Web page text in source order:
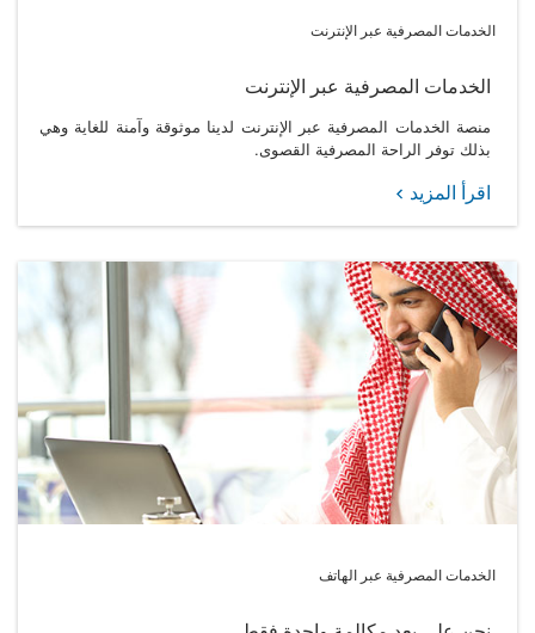
الخدمات المصرفية عبر الإنترنت
الخدمات المصرفية عبر الإنترنت
منصة الخدمات المصرفية عبر الإنترنت لدينا موثوقة وآمنة للغاية وهي
بذلك توفر الراحة المصرفية القصوى.
اقرأ المزيد
الخدمات المصرفية عبر الهاتف